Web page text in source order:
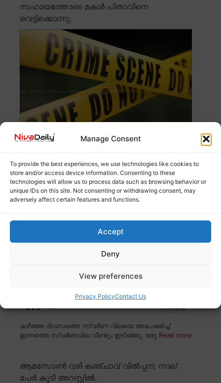
Manage Consent
To provide the best experiences, we use technologies like cookies to
store and/or access device information. Consenting to these
technologies will allow us to process data such as browsing behavior or
unique IDs on this site. Not consenting or withdrawing consent, may
adversely affect certain features and functions.
Accept
Deny
View preferences
Privacy PolicyContact Us
സഹായത്തോടെ മകൾ പിതാവിനെ
വെട്ടിക്കൊന്നു.
Read more
സ്വര്ണവിലയിൽ വീണ്ടും ഇടിവ്
കഴിഞ്ഞ ദിവസത്തെ സ്വർണ വിലയെ അപേക്ഷിച്ച്
ഇന്നത്തെ സ്വർണവില വീണ്ടും ഇടിഞ്ഞു. ഒരു Read more
ആമസോൺ വഴി കഞ്ചാവ് വിൽപ്പന; നാല്
പേർ കൂടി അറസ്റ്റിൽ.